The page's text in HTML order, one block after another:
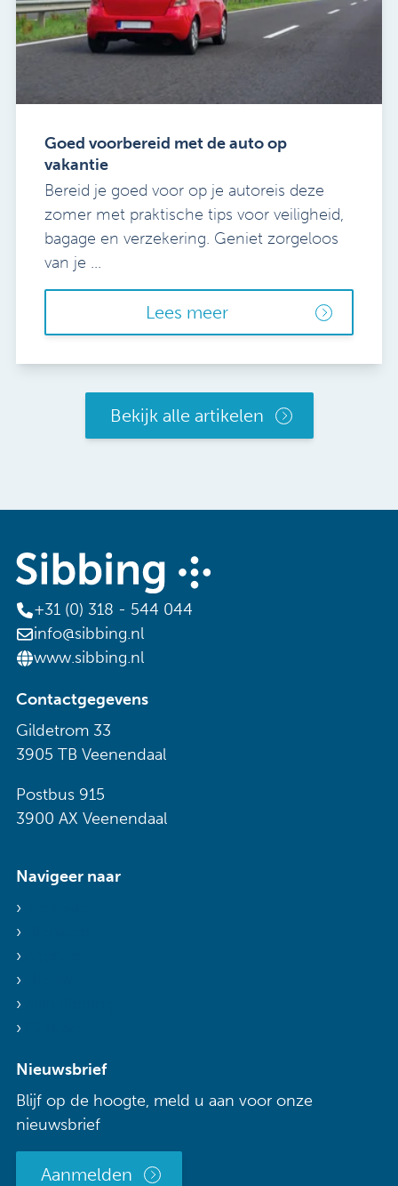
Goed voorbereid met de auto op
vakantie
Bereid je goed voor op je autoreis deze
zomer met praktische tips voor veiligheid,
bagage en verzekering. Geniet zorgeloos
van je ...
Lees meer
Bekijk alle artikelen
+31 (0) 318 - 544 044
info@sibbing.nl
www.sibbing.nl
Contactgegevens
Gildetrom 33
3905 TB Veenendaal
Postbus 915
3900 AX Veenendaal
Navigeer naar
Nieuwsbrief
Blijf op de hoogte, meld u aan voor onze
nieuwsbrief
Aanmelden